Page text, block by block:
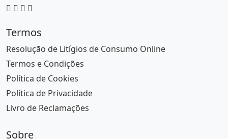
Termos
Resolução de Litígios de Consumo Online
Termos e Condições
Política de Cookies
Política de Privacidade
Livro de Reclamações
Sobre